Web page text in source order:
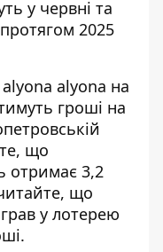
у червні та
2025
alyona на
гроші на
що
отримає 3,2
що
у лотерею
.